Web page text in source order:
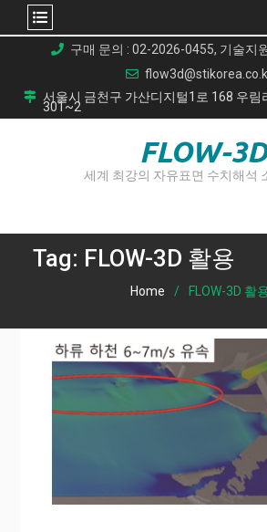
content
구매 문의 : 02-2026-0455, 기술지
서울시 금천구 가산디지털1로 168 우림
301~2
FLOW-
세계 최강의 자유표면 수치해석
Tag: FLOW-3D 활용
Home FLOW-3D 활